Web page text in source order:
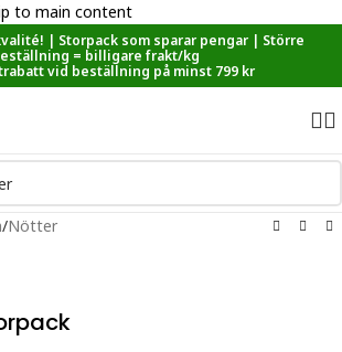
to main content
kassan dras automatiskt 5,35 % av från alla
varor.
| Storpack som sparar pengar | Större
= billigare frakt/kg
vid beställning på minst 799 kr
/Nötter